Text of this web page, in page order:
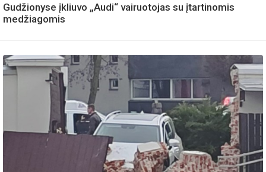
Gudžionyse įkliuvo „Audi“ vairuotojas su įtartinomis
medžiagomis